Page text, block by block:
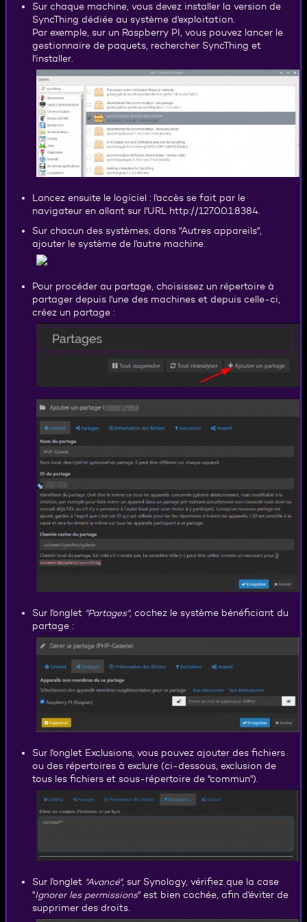
Sur chaque machine, vous devez installer la version de
SyncThing dédiée au système d'exploitation.
Par exemple, sur un Raspberry PI, vous pouvez lancer le
gestionnaire de paquets, rechercher SyncThing et
l'installer.
Lancez ensuite le logiciel : l'accès se fait par le
navigateur en allant sur l'URL http://127.0.0.1:8384.
Sur chacun des systèmes, dans "Autres appareils",
ajouter le système de l'autre machine.
Pour procéder au partage, choisissez un répertoire à
partager depuis l'une des machines et depuis celle-ci,
créez un partage :
Sur l'onglet "Partages", cochez le système bénéficiant du
partage :
Sur l'onglet Exclusions, vous pouvez ajouter des fichiers
ou des répertoires à exclure (ci-dessous, exclusion de
tous les fichiers et sous-répertoire de "commun").
Sur l'onglet "Avancé", sur Synology, vérifiez que la case
"Ignorer les permissions" est bien cochée, afin d'éviter de
supprimer des droits.